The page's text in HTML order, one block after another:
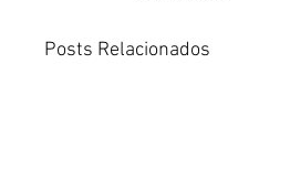
Posts Relacionados